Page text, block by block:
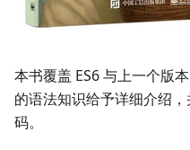
本书覆盖 ES6 与上一个版
的语法知识给予详细介绍
码。